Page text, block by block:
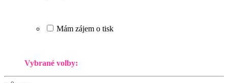
Mám zájem o tisk
Vybrané volby: